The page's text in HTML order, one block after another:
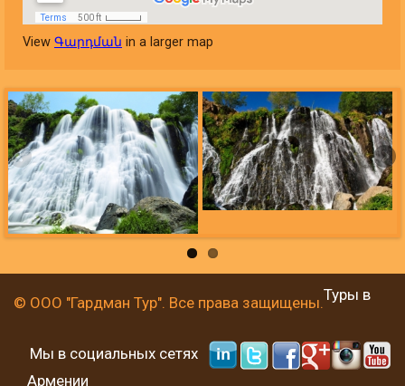
View Գարդման in a larger map
© ООО "Гардман Тур". Все права защищены.
Мы в социальных сетях
Туры в
Армении